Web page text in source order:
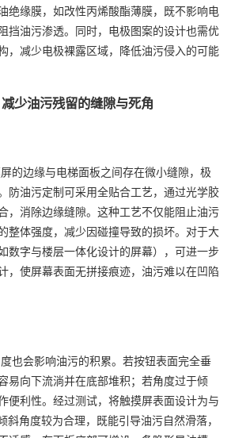
绝缘膜，如改性丙烯酸酯薄膜，既不影响电
挡油污渗透。同时，电极图案的设计也需优
，减少电极裸露区域，降低油污侵入的可能
少油污残留的缝隙与死角
的边缘与电梯面板之间存在微小缝隙，极
防油污定制可采用全贴合工艺，通过光学胶
，消除边缘缝隙。这种工艺不仅能阻止油污
整体强度，减少因碰撞导致的损坏。对于大
数字与楼层一体化设计的屏幕），可进一步
，使屏幕表面无拼接痕迹，油污难以在凹陷
也会影响油污的积累。若按钮表面完全垂
易向下流淌并在底部堆积；若角度过于倾
便利性。经过测试，将触摸屏表面设计为与
斜角度较为合理，既能引导油污自然滑落，